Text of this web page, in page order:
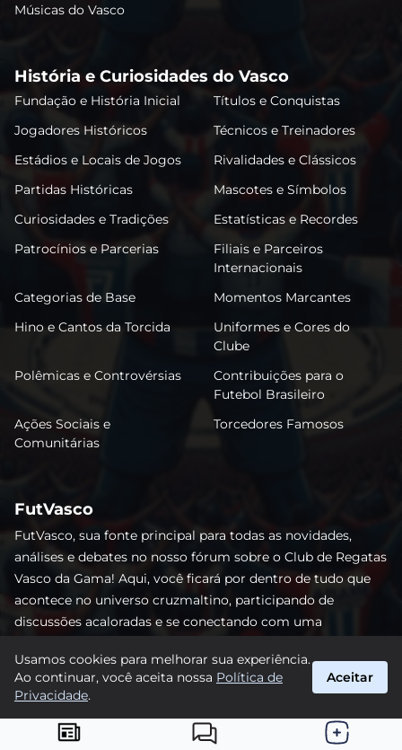
Músicas do Vasco
História e Curiosidades do Vasco
Fundação e História Inicial
Títulos e Conquistas
Jogadores Históricos
Técnicos e Treinadores
Estádios e Locais de Jogos
Rivalidades e Clássicos
Partidas Históricas
Mascotes e Símbolos
Curiosidades e Tradições
Estatísticas e Recordes
Patrocínios e Parcerias
Filiais e Parceiros
Internacionais
Categorias de Base
Momentos Marcantes
Hino e Cantos da Torcida
Uniformes e Cores do
Clube
Polêmicas e Controvérsias
Contribuições para o
Futebol Brasileiro
Ações Sociais e
Comunitárias
Torcedores Famosos
FutVasco
FutVasco, sua fonte principal para todas as novidades,
análises e debates no nosso fórum sobre o Club de Regatas
Vasco da Gama! Aqui, você ficará por dentro de tudo que
acontece no universo cruzmaltino, participando de
discussões acaloradas e se conectando com uma
nenhum lance e acompanhe de perto o caminho do Vasco
rumo às vitórias! #Vasco #FutVasco
© 2026 FutVasco. Todos os direitos reservados.
Usamos cookies para melhorar sua experiência.
Ao continuar, você aceita nossa Política de
Privacidade.
Aceitar